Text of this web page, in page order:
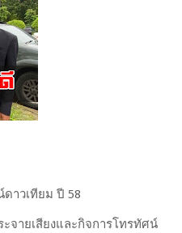
าวเทียม ปี 58
จายเสียงและกิจการโทรทัศน์